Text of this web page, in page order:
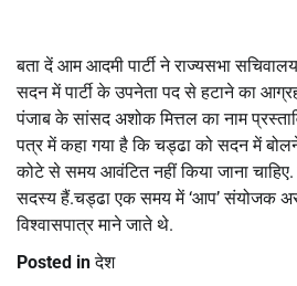
बता दें आम आदमी पार्टी ने राज्यसभा
सदन में पार्टी के उपनेता पद से हटाने का
पंजाब के सांसद अशोक मित्तल का नाम
पत्र में कहा गया है कि चड्ढा को सदन में बोलने
कोटे से समय आवंटित नहीं किया जाना
सदस्य हैं.चड्ढा एक समय में ‘आप’ संयोजक
विश्वासपात्र माने जाते थे.
Posted inदेश